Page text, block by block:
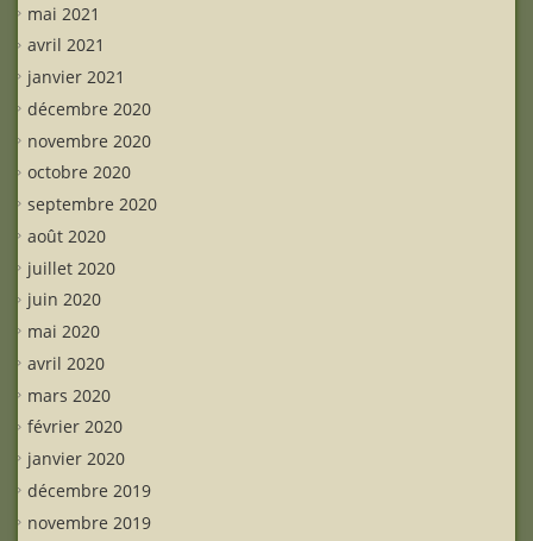
mai 2021
avril 2021
janvier 2021
décembre 2020
novembre 2020
octobre 2020
septembre 2020
août 2020
juillet 2020
juin 2020
mai 2020
avril 2020
mars 2020
février 2020
janvier 2020
décembre 2019
novembre 2019